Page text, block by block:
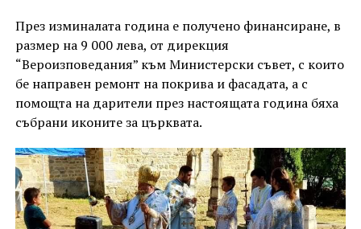
През изминалата година е получено финансиране, в
размер на 9 000 лева, от дирекция
“Вероизповедания” към Министерски съвет, с които
бе направен ремонт на покрива и фасадата, а с
помощта на дарители през настоящата година бяха
събрани иконите за църквата.